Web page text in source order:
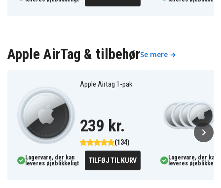
Apple AirTag & tilbehørSe mere →
Apple Airtag 1-pak
(134)
239 kr.
Lagervare, der kan
leveres øjeblikkeligt
TILFØJ TIL KURV
Lagervare, der kan
leveres